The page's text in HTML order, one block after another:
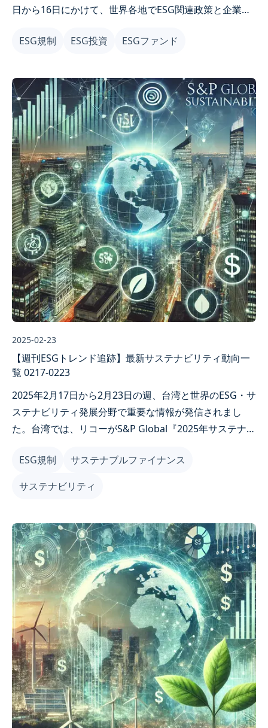
日から16日にかけて、世界各地でESG関連政策と企業動
えています。本記事では今週のESG重大ニュースを整
よう支援します。
ESG規制 ESG投資 ESGファンド
2025-02-23
【週刊ESGトレンド追跡】最新サステナビリティ動向一
覧 0217-0223
2025年2月17日から2月23日の週、台湾と世界のESG・サ
ステナビリティ発展分野で重要な情報が発信されまし
た。台湾では、リコーがS&P Global『2025年サステナビ
ノベーションでグリーンリノベーションをリード、また
『上場企業サステナビリティ声量ランキング』では
TSMC、中鋼などの企業がリード。国際的には、
方針、TNFDが自然リスク管理強化のため新学習プラッ
トフォームを開始、ハイネケンが再生可能電力と脱炭素
における重要なコミットメントを発表。これらのニュー
スは2025年ESGトランスフォーメーションの多様な側面
と課題を描いています。
ESG規制
サステナブルファイナンス
サステナビリティ